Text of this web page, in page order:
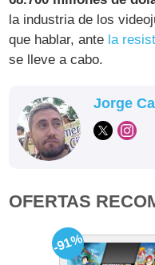
la industria de los
que hablar, ante la
se lleve a cabo.
Jorge
OFERTAS
-91%